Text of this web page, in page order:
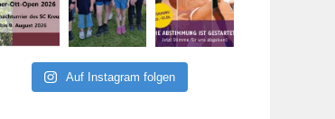
Auf Instagram folgen